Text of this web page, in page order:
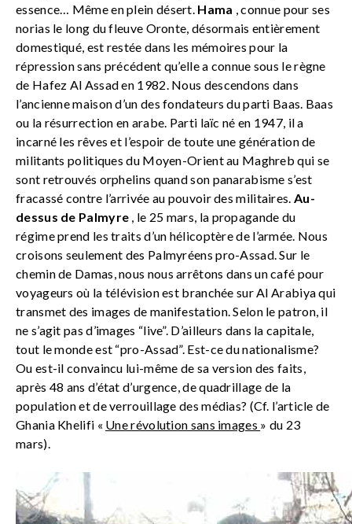
essence… Même en plein désert. Hama , connue pour ses
norias le long du fleuve Oronte, désormais entièrement
domestiqué, est restée dans les mémoires pour la
répression sans précédent qu’elle a connue sous le règne
de Hafez Al Assad en 1982. Nous descendons dans
l’ancienne maison d’un des fondateurs du parti Baas. Baas
ou la résurrection en arabe. Parti laïc né en 1947, il a
incarné les rêves et l’espoir de toute une génération de
militants politiques du Moyen-Orient au Maghreb qui se
sont retrouvés orphelins quand son panarabisme s’est
fracassé contre l’arrivée au pouvoir des militaires. Au-
dessus de Palmyre , le 25 mars, la propagande du
régime prend les traits d’un hélicoptère de l’armée. Nous
croisons seulement des Palmyréens pro-Assad. Sur le
chemin de Damas, nous nous arrêtons dans un café pour
voyageurs où la télévision est branchée sur Al Arabiya qui
transmet des images de manifestation. Selon le patron, il
ne s’agit pas d’images “live”. D’ailleurs dans la capitale,
tout le monde est “pro-Assad”. Est-ce du nationalisme?
Ou est-il convaincu lui-même de sa version des faits,
après 48 ans d’état d’urgence, de quadrillage de la
population et de verrouillage des médias? (Cf. l’article de
Ghania Khelifi « Une révolution sans images » du 23
mars).